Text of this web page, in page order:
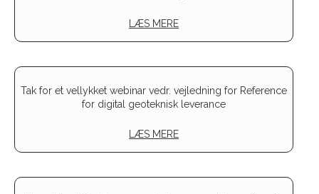
LÆS MERE
Tak for et vellykket webinar vedr. vejledning for Reference
for digital geoteknisk leverance
LÆS MERE